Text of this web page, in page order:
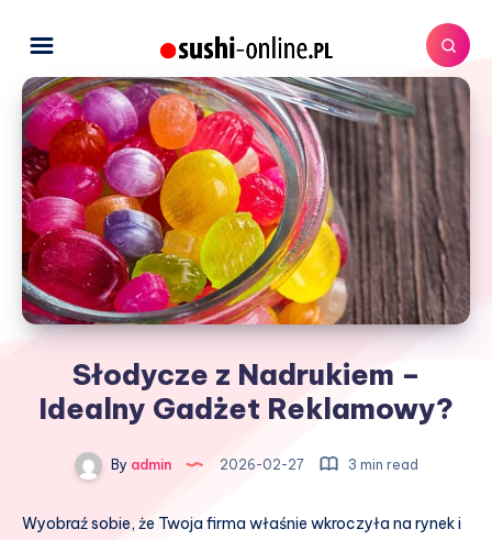
Słodycze z Nadrukiem –
Idealny Gadżet Reklamowy?
By admin 2026-02-27 3 min read
Wyobraź sobie, że Twoja firma właśnie wkroczyła na rynek i